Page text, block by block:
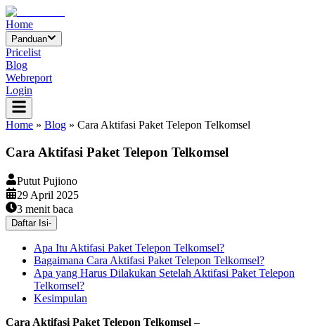
Home
Panduan
Pricelist
Blog
Webreport
Login
Home » Blog » Cara Aktifasi Paket Telepon Telkomsel
Cara Aktifasi Paket Telepon Telkomsel
Putut Pujiono
29 April 2025
3 menit baca
Daftar Isi-
Apa Itu Aktifasi Paket Telepon Telkomsel?
Bagaimana Cara Aktifasi Paket Telepon Telkomsel?
Apa yang Harus Dilakukan Setelah Aktifasi Paket Telepon
Telkomsel?
Kesimpulan
Cara Aktifasi Paket Telepon Telkomsel –